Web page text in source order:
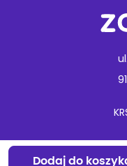
Dodaj do